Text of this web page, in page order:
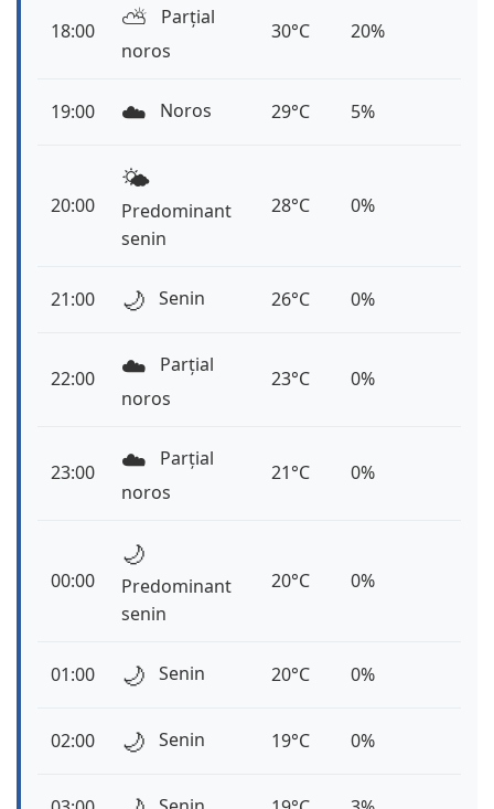
18:00 ⛅️
Parțial
noros
30°C 20%
19:00 ☁️ Noros 29°C 5%
20:00
🌤️
Predominant
senin
28°C 0%
21:00 🌙 Senin 26°C 0%
22:00 ☁️
Parțial
noros
23°C 0%
23:00 ☁️
Parțial
noros
21°C 0%
00:00
🌙
Predominant
senin
20°C 0%
01:00 🌙 Senin 20°C 0%
02:00 🌙 Senin 19°C 0%